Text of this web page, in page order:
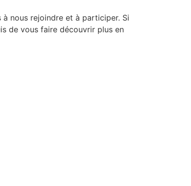
nous rejoindre et à participer. Si
de vous faire découvrir plus en